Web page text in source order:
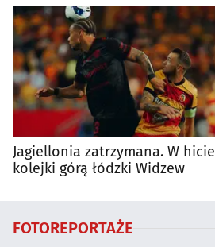
Jagiellonia zatrzymana. W hicie
kolejki górą łódzki Widzew
FOTOREPORTAŻE